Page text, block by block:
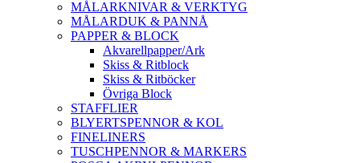
MÅLARKNIVAR & VERKTYG
MÅLARDUK & PANNÅ
PAPPER & BLOCK
Akvarellpapper/Ark
Skiss & Ritblock
Skiss & Ritböcker
Övriga Block
STAFFLIER
BLYERTSPENNOR & KOL
FINELINERS
TUSCHPENNOR & MARKERS